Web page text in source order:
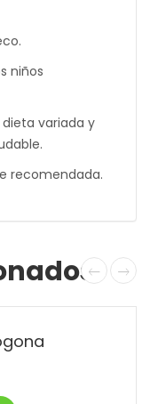
niños
variada y
recomendada.